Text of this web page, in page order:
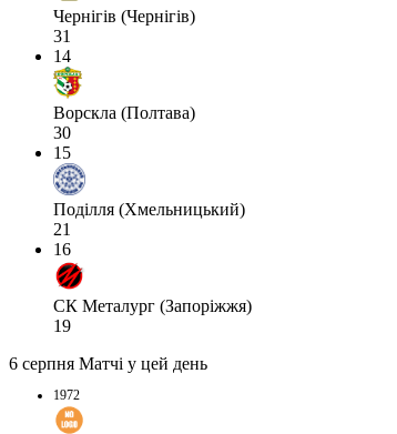
Чернігів (Чернігів)
31
14
Ворскла (Полтава)
30
15
Поділля (Хмельницький)
21
16
СК Металург (Запоріжжя)
19
6 серпня Матчі у цей день
1972